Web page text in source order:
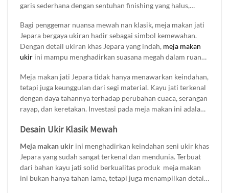
garis sederhana dengan sentuhan finishing yang halus,
rumah dengan gaya kontemporer atau skandinavia. Dengan
bahan dasar kayu jati yang kuat dan tahan lama, meja ini
tidak hanya cantik secara visual tetapi juga fungsional dan
awet untuk di gunakan dalam jangka panjang.
Bagi penggemar nuansa mewah nan klasik, meja makan jati
Jepara bergaya ukiran hadir sebagai simbol kemewahan.
Dengan detail ukiran khas Jepara yang indah, meja makan
ukir ini mampu menghadirkan suasana megah dalam ruang
semakin menonjolkan serat kayu jati yang kaya dan
mendalam. Meja makan gaya klasik ini sering digunakan
untuk melengkapi rumah-rumah bergaya tradisional atau
kolonial.
Meja makan jati Jepara tidak hanya menawarkan keindahan,
tetapi juga keunggulan dari segi material. Kayu jati terkenal
dengan daya tahannya terhadap perubahan cuaca, serangan
rayap, dan keretakan. Investasi pada meja makan ini adalah
menikmati fungsinya selama bertahun-tahun. Temukan
minimalis modern maupun klasik mewah hanya di Brokoku
Home Furnishing.
Desain Ukir Klasik Mewah
Meja makan ukir ini menghadirkan keindahan seni ukir khas
Jepara yang sudah sangat terkenal dan mendunia. Terbuat
dari bahan kayu jati solid berkualitas produk meja makan
ini bukan hanya tahan lama, tetapi juga menampilkan detail